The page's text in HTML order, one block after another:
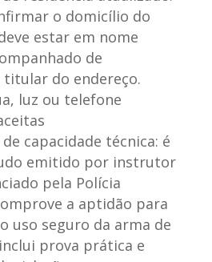
o domicílio do
estar em nome
de
titular do endereço.
luz ou telefone
capacidade técnica: é
emitido por instrutor
pela Polícia
a aptidão para
uso seguro da arma de
prova prática e